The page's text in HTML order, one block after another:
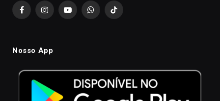
FacebookInstagramYouTubeWhatsAppTikTok
Nosso App